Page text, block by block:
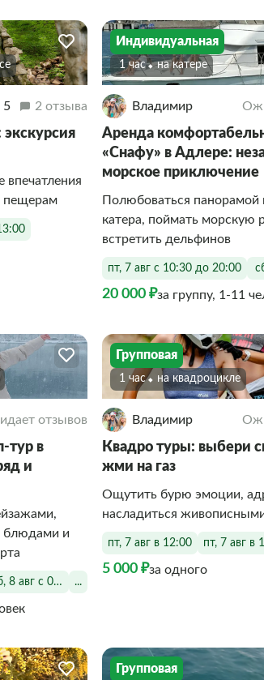
5 2 отзыва
впечатления
пещерам
Индивидуальная
1 час На катере
Владимир
Аренда
«Снафу» в Адлере:
морское приключение
Полюбоваться панорамой
катера, поймать морскую
встретить дельфинов
пт, 7 авг с 10:30 до 20:00
20 000 ₽за группу, 1-11
отзывов
тур в
и
блюдами и
8 авг с 07:00 до 11:00
...
Групповая
1 час На квадроцикле
Владимир
Квадро туры: выбери
жми на газ
Ощутить бурю эмоции,
насладиться
пт, 7 авг в 12:00 пт, 7 авг в
5 000 ₽за одного
Групповая